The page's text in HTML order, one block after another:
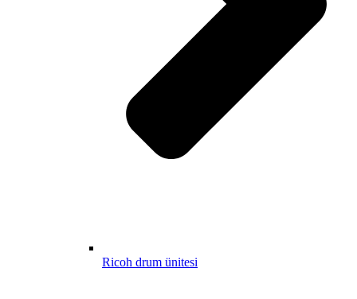
Ricoh drum ünitesi